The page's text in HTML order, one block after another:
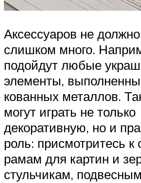
Аксессуаров не
слишком много.
подойдут любые
элементы,
кованных металлов.
могут играть не только
декоративную, но и
роль: присмотритесь
рамам для картин и
стульчикам,